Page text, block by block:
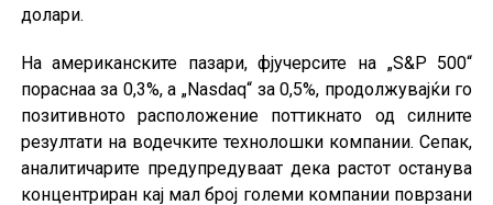
долари.
На американските пазари, фјучерсите на „S&P 500“
пораснаа за 0,3%, а „Nasdaq“ за 0,5%, продолжувајќи го
позитивното расположение поттикнато од силните
резултати на водечките технолошки компании. Сепак,
аналитичарите предупредуваат дека растот останува
концентриран кај мал број големи компании поврзани